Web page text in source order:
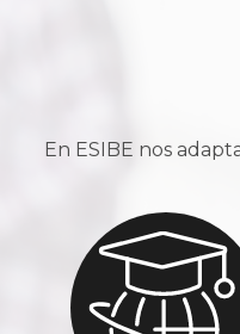
En ESIBE nos